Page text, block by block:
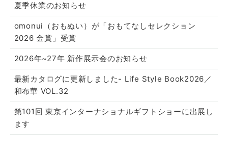
夏季休業のお知らせ
omonui（おもぬい）が「おもてなしセレクション
2026 金賞」受賞
2026年~27年 新作展示会のお知らせ
最新カタログに更新しました- Life Style Book2026／
和布華 VOL.32
第101回 東京インターナショナルギフトショーに出展し
ます